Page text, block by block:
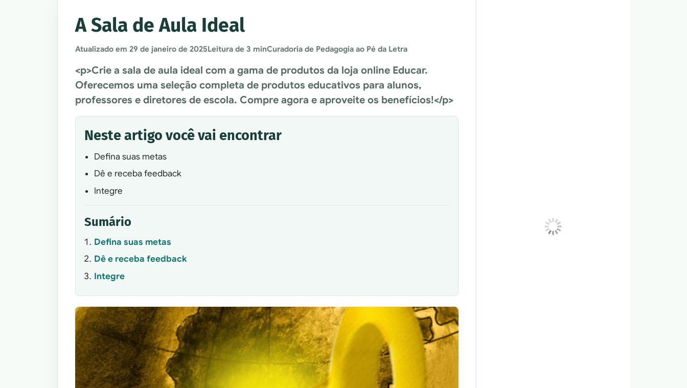
A Sala de Aula Ideal
Atualizado em 29 de janeiro de 2025Leitura de 3 minCuradoria de Pedagogia ao Pé da Letra
<p>Crie a sala de aula ideal com a gama de produtos da loja online Educar.
Oferecemos uma seleção completa de produtos educativos para alunos,
professores e diretores de escola. Compre agora e aproveite os benefícios!</p>
Neste artigo você vai encontrar
Defina suas metas
Dê e receba feedback
Integre
Sumário
Defina suas metas
Dê e receba feedback
Integre